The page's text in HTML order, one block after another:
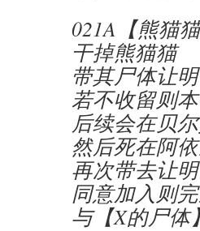
021A【熊猫
干掉熊猫猫
带其尸体让
若不收留则
后续会在贝
然后死在阿
再次带去让
同意加入则
与【X的尸体